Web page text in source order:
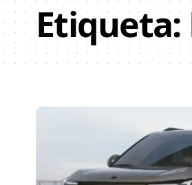
Etiqueta: